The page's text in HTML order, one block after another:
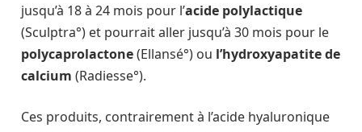
jusqu’à 18 à 24 mois pour l’acide polylactique
(Sculptra°) et pourrait aller jusqu’à 30 mois pour le
polycaprolactone(Ellansé°) ou l’hydroxyapatite de
calcium (Radiesse°).
Ces produits, contrairement à l’acide hyaluronique